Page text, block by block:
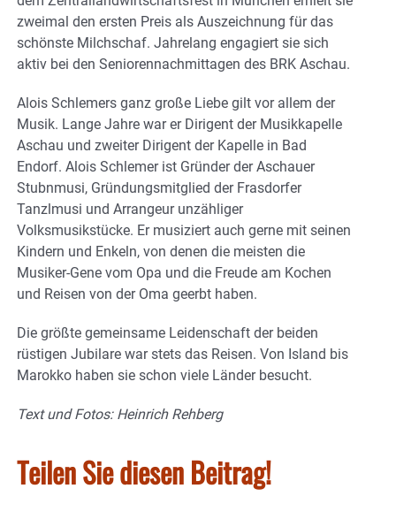
zweimal den ersten Preis als Auszeichnung für das
schönste Milchschaf. Jahrelang engagiert sie sich
aktiv bei den Seniorennachmittagen des BRK Aschau.
Alois Schlemers ganz große Liebe gilt vor allem der
Musik. Lange Jahre war er Dirigent der Musikkapelle
Aschau und zweiter Dirigent der Kapelle in Bad
Endorf. Alois Schlemer ist Gründer der Aschauer
Stubnmusi, Gründungsmitglied der Frasdorfer
Tanzlmusi und Arrangeur unzähliger
Volksmusikstücke. Er musiziert auch gerne mit seinen
Kindern und Enkeln, von denen die meisten die
Musiker-Gene vom Opa und die Freude am Kochen
und Reisen von der Oma geerbt haben.
Die größte gemeinsame Leidenschaft der beiden
rüstigen Jubilare war stets das Reisen. Von Island bis
Marokko haben sie schon viele Länder besucht.
Text und Fotos: Heinrich Rehberg
Teilen Sie diesen Beitrag!